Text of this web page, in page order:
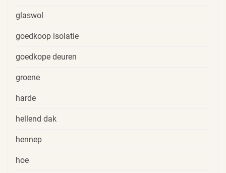
glaswol
goedkoop isolatie
goedkope deuren
groene
harde
hellend dak
hennep
hoe